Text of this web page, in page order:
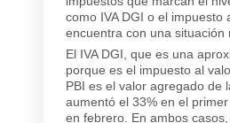
como IVA DGI o el impuesto
encuentra con una situación
El IVA DGI, que es una
porque es el impuesto al
PBI es el valor agregado de
aumentó el 33% en el
en febrero. En ambos